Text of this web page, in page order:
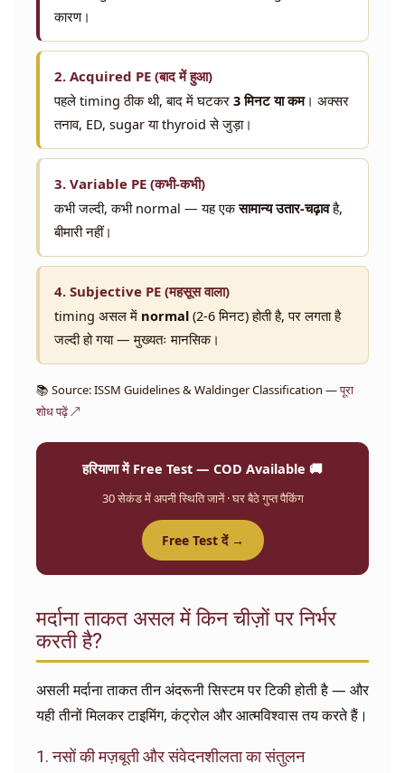
कारण।
2. Acquired PE (बाद में हुआ)
पहले timing ठीक थी, बाद में घटकर 3 मिनट या कम। अक्सर
तनाव, ED, sugar या thyroid से जुड़ा।
3. Variable PE (कभी-कभी)
कभी जल्दी, कभी normal — यह एकसामान्य उतार-चढ़ावहै,
बीमारी नहीं।
4. Subjective PE (महसूस वाला)
timing असल में normal (2-6 मिनट) होती है, पर लगता है
जल्दी हो गया — मुख्यतः मानसिक।
📚 Source: ISSM Guidelines & Waldinger Classification —पूरा
शोध पढ़ें ↗
हरियाणा में Free Test — COD Available 🚚
30 सेकंड में अपनी स्थिति जानें · घर बैठे गुप्त पैकिंग
Free Test दें →
मर्दाना ताकत असल में किन चीज़ों पर निर्भर
करती है?
असली मर्दाना ताकत तीन अंदरूनी सिस्टम पर टिकी होती है — और
यही तीनों मिलकर टाइमिंग, कंट्रोल और आत्मविश्वास तय करते हैं।
1. नसों की मज़बूती और संवेदनशीलता का संतुलन